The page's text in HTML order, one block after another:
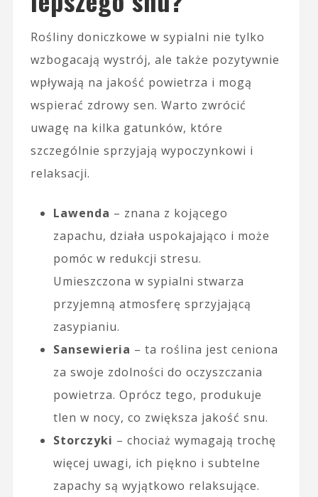
Rośliny doniczkowe w sypialni nie tylko
wzbogacają wystrój, ale także pozytywnie
wpływają na jakość powietrza i mogą
wspierać zdrowy sen. Warto zwrócić
uwagę na kilka gatunków, które
szczególnie sprzyjają wypoczynkowi i
relaksacji.
Lawenda – znana z kojącego
zapachu, działa uspokajająco i może
pomóc w redukcji stresu.
Umieszczona w sypialni stwarza
przyjemną atmosferę sprzyjającą
zasypianiu.
Sansewieria – ta roślina jest ceniona
za swoje zdolności do oczyszczania
powietrza. Oprócz tego, produkuje
tlen w nocy, co zwiększa jakość snu.
Storczyki – chociaż wymagają trochę
więcej uwagi, ich piękno i subtelne
zapachy są wyjątkowo relaksujące.